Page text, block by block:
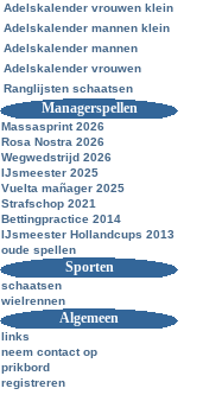
Adelskalender vrouwen klein
Adelskalender mannen klein
Adelskalender mannen
Adelskalender vrouwen
Ranglijsten schaatsen
Managerspellen
Massasprint 2026
Rosa Nostra 2026
Wegwedstrijd 2026
IJsmeester 2025
Vuelta mañager 2025
Strafschop 2021
Bettingpractice 2014
IJsmeester Hollandcups 2013
oude spellen
Sporten
schaatsen
wielrennen
Algemeen
links
neem contact op
prikbord
registreren